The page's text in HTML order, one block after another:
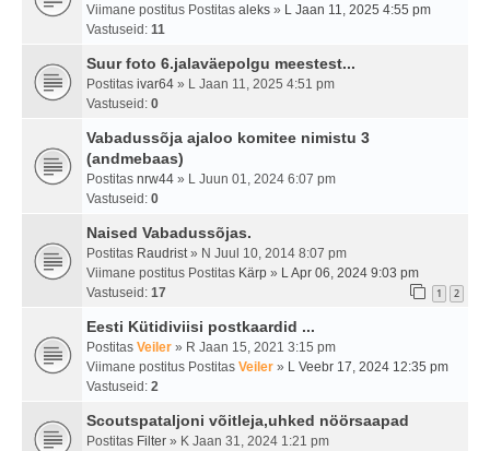
Viimane postitus Postitas aleks » L Jaan 11, 2025 4:55 pm
Vastuseid: 11
Suur foto 6.jalaväepolgu meestest...
Postitas ivar64 » L Jaan 11, 2025 4:51 pm
Vastuseid: 0
Vabadussõja ajaloo komitee nimistu 3
(andmebaas)
Postitas nrw44 » L Juun 01, 2024 6:07 pm
Vastuseid: 0
Naised Vabadussõjas.
Postitas Raudrist» N Juul 10, 2014 8:07 pm
Viimane postitus Postitas Kärp » L Apr 06, 2024 9:03 pm
Vastuseid: 17 1 2
Eesti Kütidiviisi postkaardid ...
Postitas Veiler » R Jaan 15, 2021 3:15 pm
Viimane postitus Postitas Veiler » L Veebr 17, 2024 12:35 pm
Vastuseid: 2
Scoutspataljoni võitleja,uhked nöörsaapad
Postitas Filter » K Jaan 31, 2024 1:21 pm